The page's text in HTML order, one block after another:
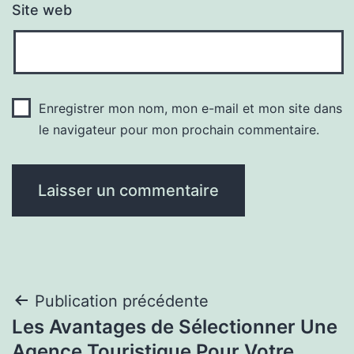
Site web
Enregistrer mon nom, mon e-mail et mon site dans
le navigateur pour mon prochain commentaire.
Navigation
de
Publication précédente
Les Avantages de Sélectionner Une